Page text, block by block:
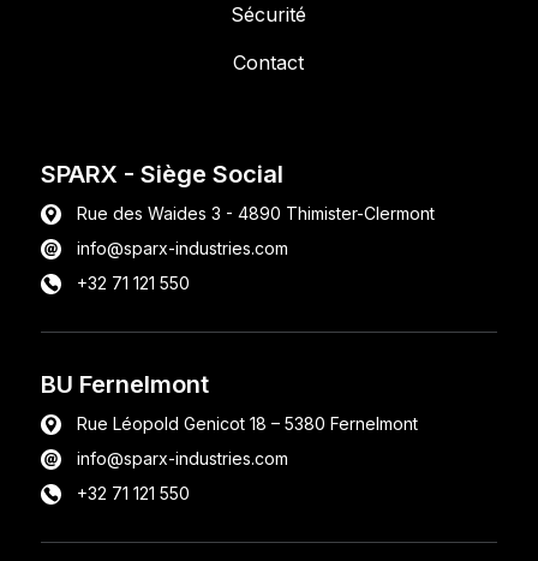
Sécurité
Contact
SPARX - Siège Social
Rue des Waides 3 - 4890 Thimister-Clermont
info@sparx-industries.com
+32 71 121 550
BU Fernelmont
Rue Léopold Genicot 18 – 5380 Fernelmont
info@sparx-industries.com
+32 71 121 550